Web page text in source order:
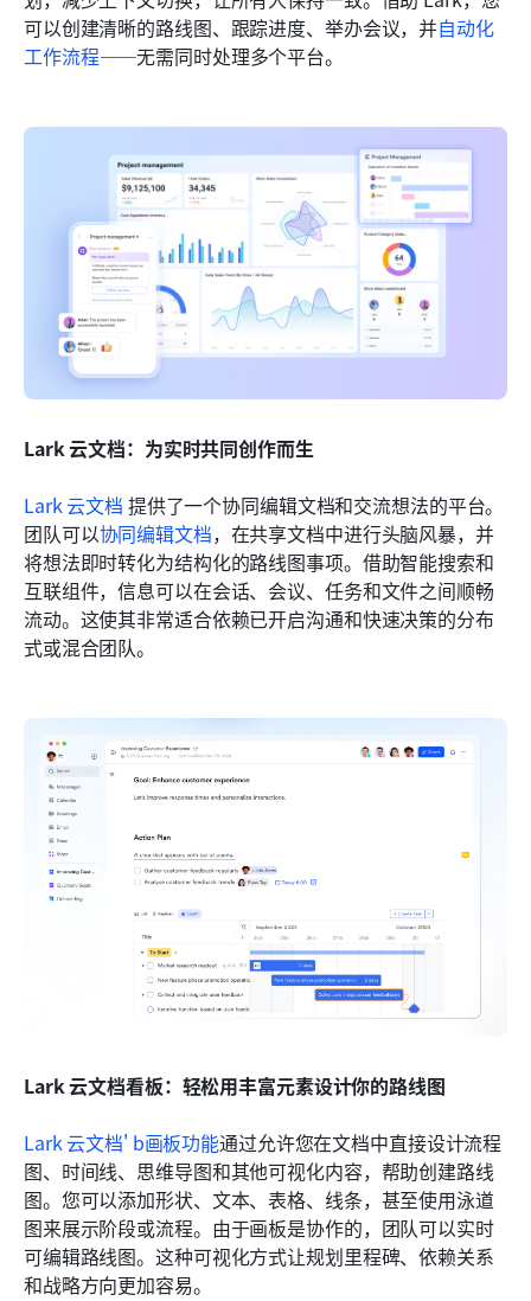
可以创建清晰的路线图、跟踪进度、举办会议，并自动化
工作流程——无需同时处理多个平台。
Lark 云文档：为实时共同创作而生
Lark 云文档 提供了一个协同编辑文档和交流想法的平台。
团队可以协同编辑文档，在共享文档中进行头脑风暴，并
将想法即时转化为结构化的路线图事项。借助智能搜索和
互联组件，信息可以在会话、会议、任务和文件之间顺畅
流动。这使其非常适合依赖已开启沟通和快速决策的分布
式或混合团队。
Lark 云文档看板：轻松用丰富元素设计你的路线图
Lark 云文档' b画板功能通过允许您在文档中直接设计流程
图、时间线、思维导图和其他可视化内容，帮助创建路线
图。您可以添加形状、文本、表格、线条，甚至使用泳道
图来展示阶段或流程。由于画板是协作的，团队可以实时
可编辑路线图。这种可视化方式让规划里程碑、依赖关系
和战略方向更加容易。